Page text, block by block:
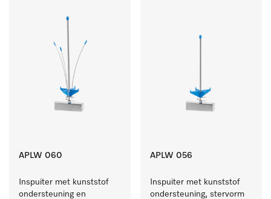
APLW 060
Inspuiter met kunststof
ondersteuning en
APLW 056
Inspuiter met kunststof
ondersteuning, stervorm